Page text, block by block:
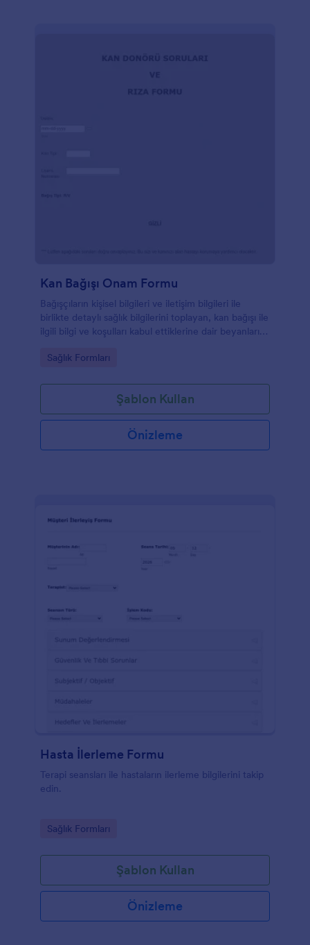
kolay bir Form Oluşturucudur. Bu formu kolayca
sayesinde, Tıbbi Rapor Formu yanıtlarınızı Google
Kan Bağışı Onam Formu
Bağışçıların kişisel bilgileri ve iletişim bilgileri ile
birlikte detaylı sağlık bilgilerini toplayan, kan bağışı ile
ilgili bilgi ve koşulları kabul ettiklerine dair beyanlarını
Go to Category:
Sağlık Formları
Şablon Kullan
Önizleme
Hasta İlerleme Formu
Terapi seansları ile hastaların ilerleme bilgilerini takip
edin.
Go to Category:
Sağlık Formları
Şablon Kullan
Önizleme